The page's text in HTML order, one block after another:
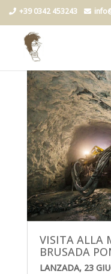
+39 0342 453243
VISITA ALLA
BRUSADA
LANZADA, 23